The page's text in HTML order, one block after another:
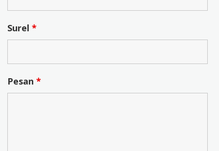
Surel *
Pesan *